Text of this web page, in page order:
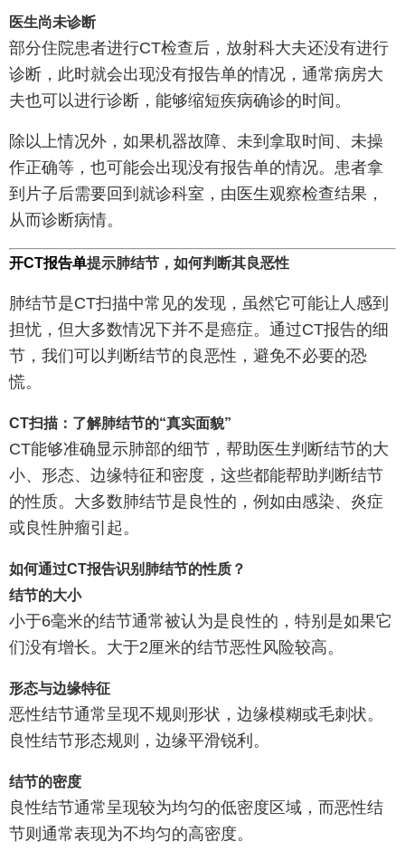
医生尚未诊断
部分住院患者进行CT检查后，放射科大夫还没有进行
诊断，此时就会出现没有报告单的情况，通常病房大
夫也可以进行诊断，能够缩短疾病确诊的时间。
除以上情况外，如果机器故障、未到拿取时间、未操
作正确等，也可能会出现没有报告单的情况。患者拿
到片子后需要回到就诊科室，由医生观察检查结果，
从而诊断病情。
开CT报告单提示肺结节，如何判断其良恶性
肺结节是CT扫描中常见的发现，虽然它可能让人感到
担忧，但大多数情况下并不是癌症。通过CT报告的细
节，我们可以判断结节的良恶性，避免不必要的恐
慌。
CT扫描：了解肺结节的“真实面貌”
CT能够准确显示肺部的细节，帮助医生判断结节的大
小、形态、边缘特征和密度，这些都能帮助判断结节
的性质。大多数肺结节是良性的，例如由感染、炎症
或良性肿瘤引起。
如何通过CT报告识别肺结节的性质？
结节的大小
小于6毫米的结节通常被认为是良性的，特别是如果它
们没有增长。大于2厘米的结节恶性风险较高。
形态与边缘特征
恶性结节通常呈现不规则形状，边缘模糊或毛刺状。
良性结节形态规则，边缘平滑锐利。
结节的密度
良性结节通常呈现较为均匀的低密度区域，而恶性结
节则通常表现为不均匀的高密度。